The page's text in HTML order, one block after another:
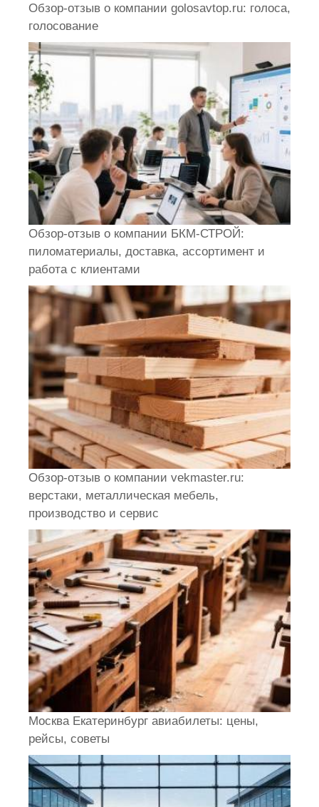
Обзор-отзыв о компании golosavtop.ru: голоса,
голосование
Обзор-отзыв о компании БКМ-СТРОЙ:
пиломатериалы, доставка, ассортимент и
работа с клиентами
Обзор-отзыв о компании vekmaster.ru:
верстаки, металлическая мебель,
производство и сервис
Москва Екатеринбург авиабилеты: цены,
рейсы, советы